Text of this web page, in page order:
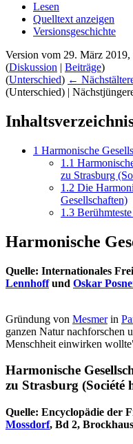
Lesen
Quelltext anzeigen
Versionsgeschichte
Version vom 29. März
(Diskussion | Beiträge)
(Unterschied) ←
(Unterschied) |
1 Harmonische
1.1
zu Strasburg
1.2 Die
Gesellschaften)
1.3
Harmonische
Quelle: Internationales
Lennhoffund Oskar
Gründung von Mesmerin
ganzen Natur nachforschen
Menschheit einwirken
Harmonische
zu Strasburg (Société
Quelle: Encyclopädie der
Mossdorf, Bd 2,